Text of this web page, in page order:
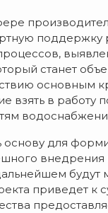
поддержку
станет
основным
в работу
основу для
будут
приведет к